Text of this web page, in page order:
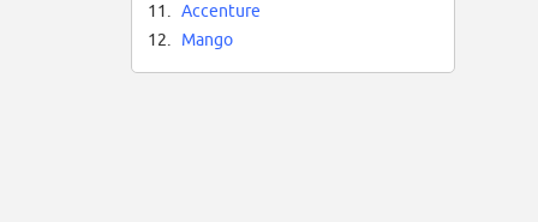
11.
Accenture
12.
Mango